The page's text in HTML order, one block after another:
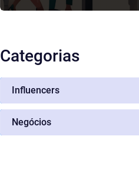
Categorias
Influencers
Negócios